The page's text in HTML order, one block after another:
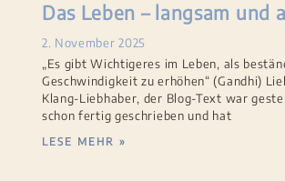
Das Leben – langsam und
2. November 2025
„Es gibt Wichtigeres im Leben, als
Geschwindigkeit zu erhöhen“ (Gandhi)
Klang-Liebhaber, der Blog-Text war
schon fertig geschrieben und hat
LESE MEHR »